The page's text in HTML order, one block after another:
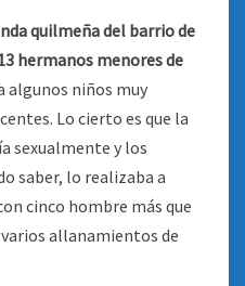
quilmeña del barrio de
hermanos menores de
algunos niños muy
Lo cierto es que la
sexualmente y los
saber, lo realizaba a
cinco hombre más que
allanamientos de